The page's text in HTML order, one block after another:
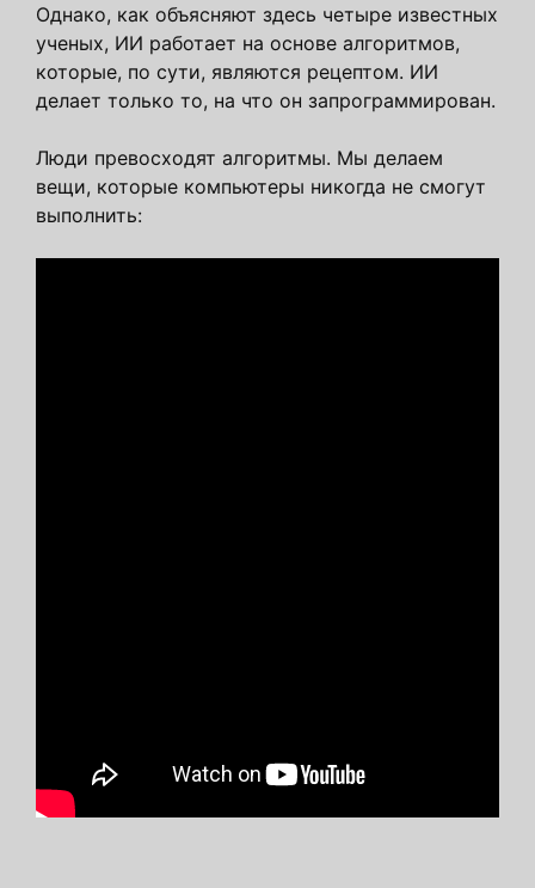
Однако, как объясняют здесь четыре известных
ученых, ИИ работает на основе алгоритмов,
которые, по сути, являются рецептом. ИИ
делает только то, на что он запрограммирован.
Люди превосходят алгоритмы. Мы делаем
вещи, которые компьютеры никогда не смогут
выполнить: